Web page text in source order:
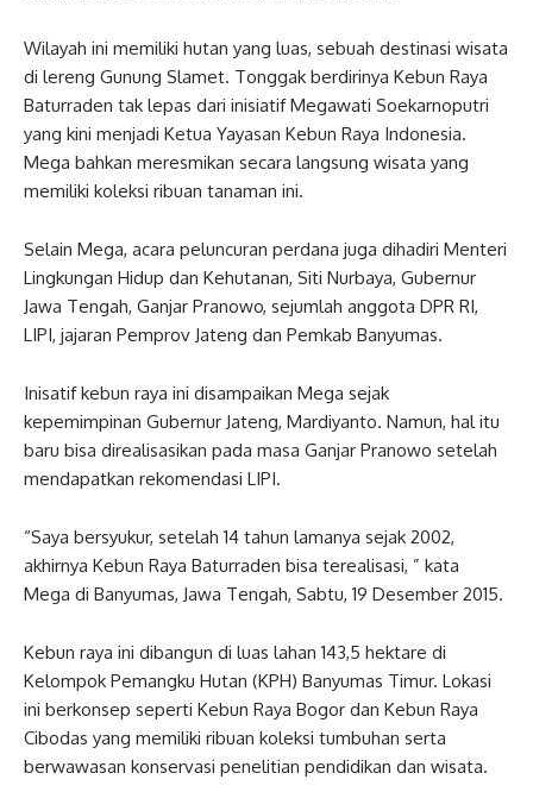
Wilayah ini memiliki hutan yang luas, sebuah destinasi wisata
di lereng Gunung Slamet. Tonggak berdirinya Kebun Raya
Baturraden tak lepas dari inisiatif Megawati Soekarnoputri
yang kini menjadi Ketua Yayasan Kebun Raya Indonesia.
Mega bahkan meresmikan secara langsung wisata yang
memiliki koleksi ribuan tanaman ini.
Selain Mega, acara peluncuran perdana juga dihadiri Menteri
Lingkungan Hidup dan Kehutanan, Siti Nurbaya, Gubernur
Jawa Tengah, Ganjar Pranowo, sejumlah anggota DPR RI,
LIPI, jajaran Pemprov Jateng dan Pemkab Banyumas.
Inisatif kebun raya ini disampaikan Mega sejak
kepemimpinan Gubernur Jateng, Mardiyanto. Namun, hal itu
baru bisa direalisasikan pada masa Ganjar Pranowo setelah
mendapatkan rekomendasi LIPI.
“Saya bersyukur, setelah 14 tahun lamanya sejak 2002,
akhirnya Kebun Raya Baturraden bisa terealisasi, ” kata
Mega di Banyumas, Jawa Tengah, Sabtu, 19 Desember 2015.
Kebun raya ini dibangun di luas lahan 143,5 hektare di
Kelompok Pemangku Hutan (KPH) Banyumas Timur. Lokasi
ini berkonsep seperti Kebun Raya Bogor dan Kebun Raya
Cibodas yang memiliki ribuan koleksi tumbuhan serta
berwawasan konservasi penelitian pendidikan dan wisata.